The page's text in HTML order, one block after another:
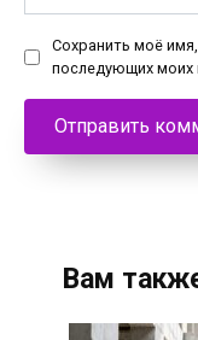
Сохранить моё
последующих моих
Вам